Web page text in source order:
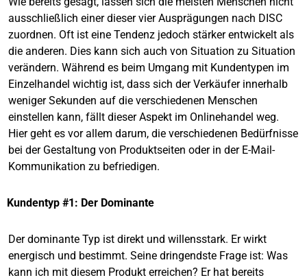
ausschließlich einer dieser vier Ausprägungen nach DISC
zuordnen. Oft ist eine Tendenz jedoch stärker entwickelt als
die anderen. Dies kann sich auch von Situation zu Situation
verändern. Während es beim Umgang mit Kundentypen im
Einzelhandel wichtig ist, dass sich der Verkäufer innerhalb
weniger Sekunden auf die verschiedenen Menschen
einstellen kann, fällt dieser Aspekt im Onlinehandel weg.
Hier geht es vor allem darum, die verschiedenen Bedürfnisse
bei der Gestaltung von Produktseiten oder in der E-Mail-
Kommunikation zu befriedigen.
Kundentyp #1: Der Dominante
Der dominante Typ ist direkt und willensstark. Er wirkt
energisch und bestimmt. Seine dringendste Frage ist: Was
kann ich mit diesem Produkt erreichen? Er hat bereits